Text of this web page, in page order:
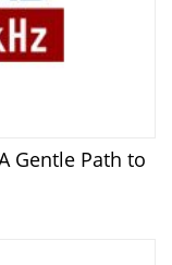
Gentle Path to